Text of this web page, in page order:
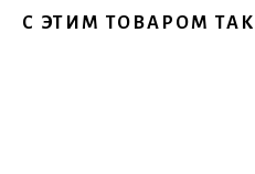
С ЭТИМ ТОВАРОМ